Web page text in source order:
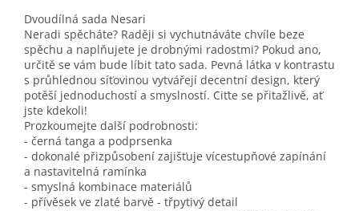
Dvoudílná sada Nesari
Neradi spěcháte? Raději si vychutnáváte chvíle beze
spěchu a naplňujete je drobnými radostmi? Pokud ano,
určitě se vám bude líbit tato sada. Pevná látka v kontrastu
s průhlednou síťovinou vytvářejí decentní design, který
potěší jednoduchostí a smyslností. Ciťte se přitažlivě, ať
jste kdekoli!
Prozkoumejte další podrobnosti:
- černá tanga a podprsenka
- dokonalé přizpůsobení zajišťuje vícestupňové zapínání
a nastavitelná ramínka
- smyslná kombinace materiálů
- přívěsek ve zlaté barvě - třpytivý detail